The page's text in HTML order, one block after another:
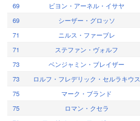
69
ビヨン・アーネル・イサヤ
69
シーザー・グロッソ
71
ニルス・ファーブレ
71
ステファン・ヴォルフ
73
ベンジャミン・ブレイザー
73
ロルフ・フレデリック・セルラキウス
75
マーク・ブランド
75
ロマン・クセラ